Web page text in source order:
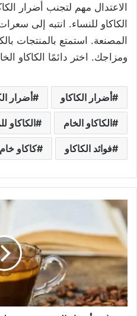
الاعتدال مهم لتجنب أضرار
الكاكاو للنساء. انتبه إلى
المصنعة. استمتع بالمنتجات
ومزاجك. اختر دائمًا الكاكاو
أضرار الكاكاو أضرار
الكاكاو الخام الكاكاو
فوائد الكاكاو كاكاو خام
ف
و
ا
ئ
د
و
ض
ر